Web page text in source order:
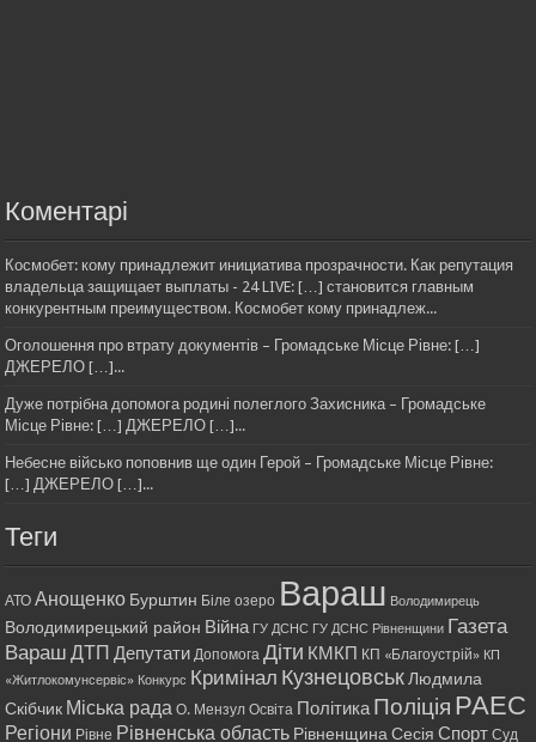
Коментарі
Космобет: кому принадлежит инициатива прозрачности. Как репутация
владельца защищает выплаты - 24 LIVE: […] становится главным
конкурентным преимуществом. Космобет кому принадлеж...
Оголошення про втрату документів – Громадське Місце Рівне: […]
ДЖЕРЕЛО […]...
Дуже потрібна допомога родині полеглого Захисника – Громадське
Місце Рівне: […] ДЖЕРЕЛО […]...
Небесне військо поповнив ще один Герой – Громадське Місце Рівне:
[…] ДЖЕРЕЛО […]...
Теги
АТО Анощенко Бурштин Біле озеро Вараш Володимирець
Володимирецький район Війна ГУ ДСНС ГУ ДСНС Рівненщини Газета
Вараш ДТП Депутати Допомога Діти КМКП КП «Благоустрій» КП
«Житлокомунсервіс» Конкурс Кримінал Кузнецовськ Людмила
Скібчик Міська рада О. Мензул Освіта Політика Поліція РАЕС
Регіони Рівне Рівненська область Рівненщина Сесія Спорт Суд